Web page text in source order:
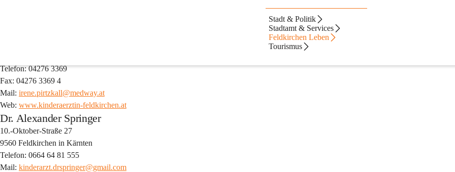
Stadt & Politik
Stadtamt & Services
Feldkirchen Leben
Tourismus
Telefon: 04276 3369
Fax: 04276 3369 4
Mail: irene.pirtzkall@medway.at
Web: www.kinderaerztin-feldkirchen.at
Dr. Alexander Springer
10.-Oktober-Straße 27
9560 Feldkirchen in Kärnten
Telefon: 0664 64 81 555
Mail: kinderarzt.drspringer@gmail.com